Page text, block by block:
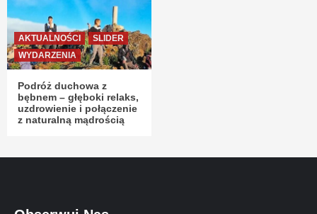
AKTUALNOŚCI
SLIDER
WYDARZENIA
Podróż duchowa z
bębnem – głęboki relaks,
uzdrowienie i połączenie
z naturalną mądrością